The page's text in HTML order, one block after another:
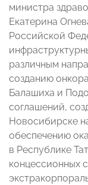
министра
Екатерина
Российской
различным
созданию
Балашиха и
соглашений,
Новосибирске
обеспечению
в Республике
концессионных